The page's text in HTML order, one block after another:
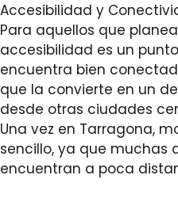
Accesibilidad y
Para aquellos que
accesibilidad es un
encuentra bien
que la convierte en un
desde otras ciudades
Una vez en Tarragona,
sencillo, ya que muchas
encuentran a poca